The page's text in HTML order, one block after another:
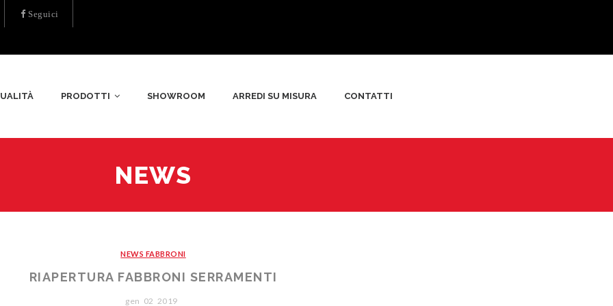
Seguici
PRODOTTI SHOWROOM ARREDI SU MISURA CONTATTI
NEWS
NEWS FABBRONI
RIAPERTURA FABBRONI SERRAMENTI
gen 02 2019